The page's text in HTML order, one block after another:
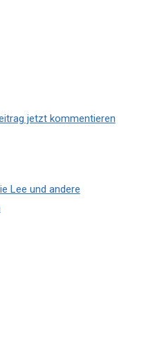
jetzt kommentieren
Lee und andere